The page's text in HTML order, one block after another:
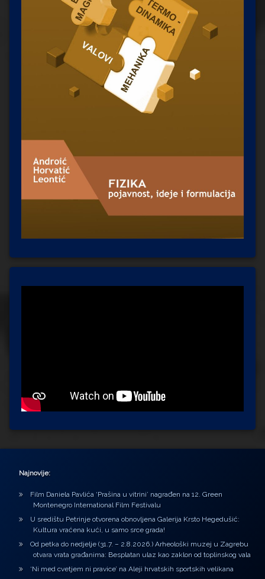
Najnovije:
Film Daniela Pavlića ‘Prašina u vitrini’ nagrađen na 12. Green
Montenegro International Film Festivalu
U središtu Petrinje otvorena obnovljena Galerija Krsto Hegedušić:
Kultura vraćena kući, u samo srce grada!
Od petka do nedjelje (31.7. – 2.8.2026.) Arheološki muzej u Zagrebu
otvara vrata građanima: Besplatan ulaz kao zaklon od toplinskog vala
‘Ni med cvetjem ni pravice’ na Aleji hrvatskih sportskih velikana